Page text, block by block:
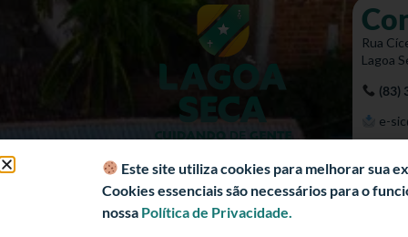
Rua
Lagoa
(83)
e-
Este site utiliza cookies para melhorar sua
Cookies essenciais são necessários para o
nossa Política de Privacidade.